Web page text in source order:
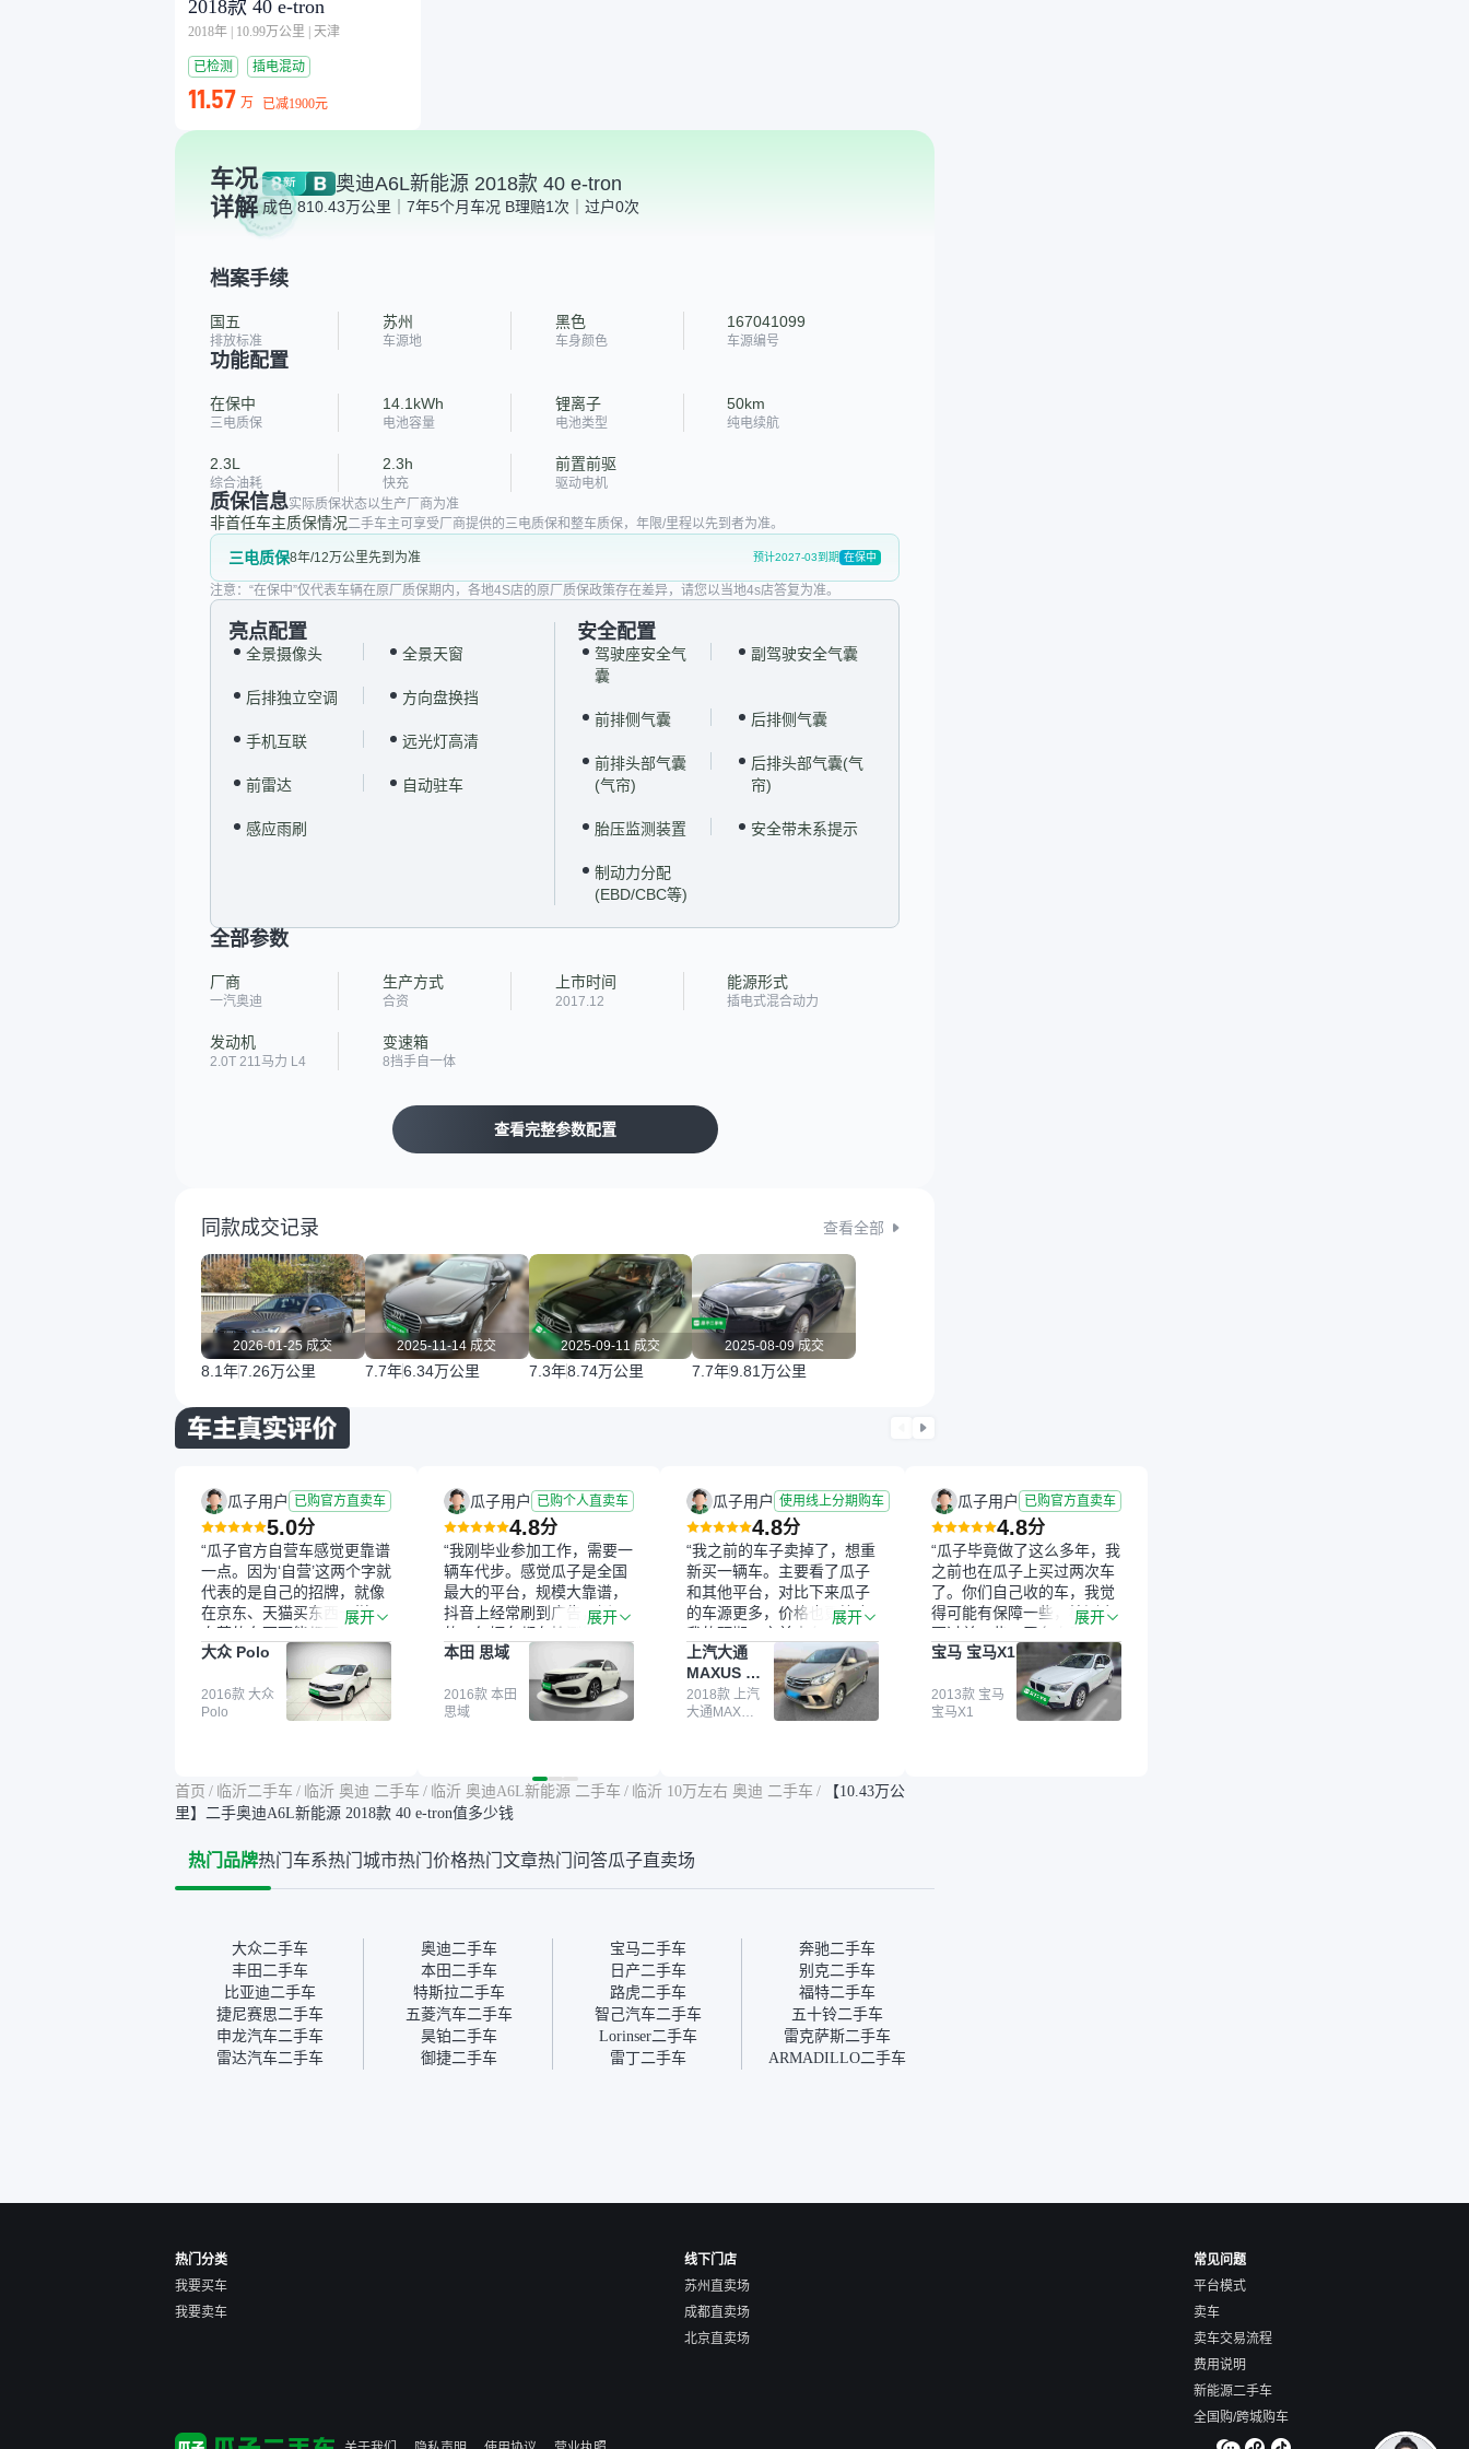
2018款 40 e-tron
2018年 10.99万公里 天津
已检测 插电混动
11.57 万 已减1900元
车况
详解
奥迪A6L新能源 2018款 40 e-tron
成色 810.43万公里｜7年5个月车况 B理赔1次｜过户0次
档案手续
国五
排放标准
苏州
车源地
黑色
车身颜色
167041099
车源编号
功能配置
在保中
三电质保
14.1kWh
电池容量
锂离子
电池类型
50km
纯电续航
2.3L
综合油耗
2.3h
快充
前置前驱
驱动电机
质保信息实际质保状态以生产厂商为准
非首任车主质保情况二手车主可享受厂商提供的三电质保和整车质保，年限/里程以先到者为准。
三电质保8年/12万公里先到为准 预计2027-03到期 在保中
注意：“在保中”仅代表车辆在原厂质保期内，各地4S店的原厂质保政策存在差异，请您以当地4s店答复为准。
亮点配置
全景摄像头 全景天窗
后排独立空调 方向盘换挡
手机互联 远光灯高清
前雷达 自动驻车
感应雨刷
安全配置
驾驶座安全气
囊
副驾驶安全气囊
前排侧气囊 后排侧气囊
前排头部气囊
(气帘)
后排头部气囊(气
帘)
胎压监测装置 安全带未系提示
制动力分配
(EBD/CBC等)
全部参数
厂商
一汽奥迪
生产方式
合资
上市时间
2017.12
能源形式
插电式混合动力
发动机
2.0T 211马力 L4
变速箱
8挡手自一体
查看完整参数配置
同款成交记录 查看全部
2026-01-25 成交
8.1年7.26万公里
2025-11-14 成交
7.7年6.34万公里
2025-09-11 成交
7.3年8.74万公里
2025-08-09 成交
7.7年9.81万公里
瓜子用户 已购官方直卖车
5.0分
“瓜子官方自营车感觉更靠谱
一点。因为‘自营’这两个字就
代表的是自己的招牌，就像
在京东、天猫买东西一样，
自营的东西可能都要好一
点。就是这种刻板印象吧。
一开始买二手车的时候，我
确实有担心过事故车、泡水
车这些问题。瓜子的检测报
况。我拿到你们的信息之
后，自己又在线上去做了一
台），同时也找了朋友帮忙
线下看车。结果跟你们的报
我第一天看车，第二天你们
就约我到店，我第三天去提
的车。去之前我提前跟交接
人员说好，到了之后要当着
我的面再做一次复检，你们
也安排了师傅，服务可以，
速度很快。体验下来自营车
展开
大众 Polo
2016款 大众
Polo
瓜子用户 已购个人直卖车
4.8分
“我刚毕业参加工作，需要一
辆车代步。感觉瓜子是全国
最大的平台，规模大靠谱，
抖音上经常刷到广告，挺火
的。每辆车都有检测报告，
这个让我很放心。去外面买
车全凭卖家一张嘴，不敢
买。我买了本田思域，白
色，过户次数少，公里数符
平台，车价贵点也正常，毕
竟有保障。其他平台上很多
车没有第三方检测报告，不
多花点钱买个放心。从个人
展开
本田 思域
2016款 本田
思域
瓜子用户 使用线上分期购车
4.8分
“我之前的车子卖掉了，想重
新买一辆车。主要看了瓜子
和其他平台，对比下来瓜子
的车源更多，价格也更符合
我的预期。之前卖车来过瓜
子，虽然价格没谈成，但
APP一直留着。瓜子毕竟是
大平台，整体印象还好。我
最终买了一台上汽大通，18
期，这一点很便捷，其他平
心的额外价值。虽然我砍过
为瓜子有质保，车子出小毛
病维修更有保障。”
展开
上汽大通
MAXUS 大
通G10
2018款 上汽
大通MAXUS
瓜子用户 已购官方直卖车
4.8分
“瓜子毕竟做了这么多年，我
之前也在瓜子上买过两次车
了。你们自己收的车，我觉
得可能有保障一些，检测会
更过关一些。平台自己收上
来再卖的车，应该更可靠。
我买的是宝马X1，主要看中
它的价格和公里数比较合
适。另外，瓜子承诺无火
展开
宝马 宝马X1
2013款 宝马
宝马X1
首页 / 临沂二手车 / 临沂 奥迪 二手车 / 临沂 奥迪A6L新能源 二手车 / 临沂 10万左右 奥迪 二手车 /
【10.43万公
里】二手奥迪A6L新能源 2018款 40 e-tron值多少钱
热门品牌热门车系热门城市热门价格热门文章热门问答瓜子直卖场
大众二手车 奥迪二手车 宝马二手车
奔驰二手车
丰田二手车
本田二手车 日产二手车
别克二手车
比亚迪二手车
特斯拉二手车 路虎二手车
福特二手车
捷尼赛思二手车
五菱汽车二手车 智己汽车二手车
五十铃二手车
申龙汽车二手车
昊铂二手车 Lorinser二手车
雷克萨斯二手车
雷达汽车二手车
御捷二手车 雷丁二手车 ARMADILLO二手车
热门分类
我要买车
我要卖车
线下门店
苏州直卖场
成都直卖场
北京直卖场
常见问题
平台模式
卖车
卖车交易流程
费用说明
新能源二手车
全国购/跨城购车